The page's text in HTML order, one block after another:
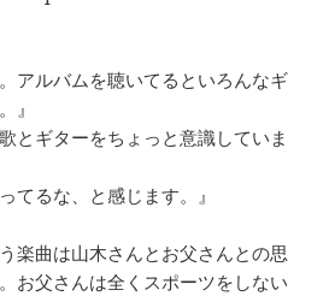
アルバムを聴いてるといろんなギ
』
とギターをちょっと意識していま
てるな、と感じます。』
楽曲は山木さんとお父さんとの思
お父さんは全くスポーツをしない